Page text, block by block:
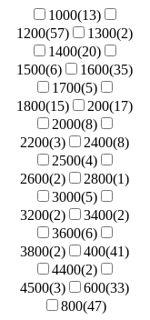
1000(13)
1200(57) 1300(2)
1400(20)
1500(6) 1600(35)
1700(5)
1800(15) 200(17)
2000(8)
2200(3) 2400(8)
2500(4)
2600(2) 2800(1)
3000(5)
3200(2) 3400(2)
3600(6)
3800(2) 400(41)
4400(2)
4500(3) 600(33)
800(47)